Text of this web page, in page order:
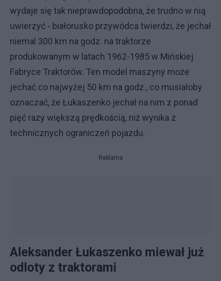
wydaje się tak nieprawdopodobna, że trudno w nią
uwierzyć - białorusko przywódca twierdzi, że jechał
niemal 300 km na godz. na traktorze
produkowanym w latach 1962-1985 w Mińskiej
Fabryce Traktorów. Ten model maszyny może
jechać co najwyżej 50 km na godz., co musiałoby
oznaczać, że Łukaszenko jechał na nim z ponad
pięć razy większą prędkością, niż wynika z
technicznych ograniczeń pojazdu.
Reklama
Aleksander Łukaszenko miewał już
odloty z traktorami